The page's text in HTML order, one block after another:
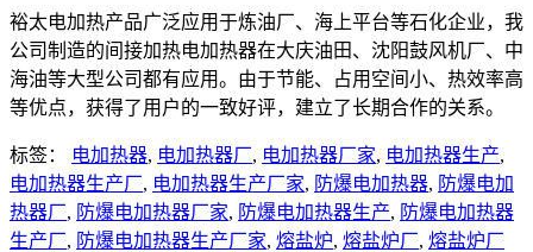
裕太电加热产品广泛应用于炼油厂、海上平台等石化企业，我
公司制造的间接加热电加热器在大庆油田、沈阳鼓风机厂、中
海油等大型公司都有应用。由于节能、占用空间小、热效率高
等优点，获得了用户的一致好评，建立了长期合作的关系。
标签： 电加热器, 电加热器厂, 电加热器厂家, 电加热器生产,
电加热器生产厂, 电加热器生产厂家, 防爆电加热器, 防爆电加
热器厂, 防爆电加热器厂家, 防爆电加热器生产, 防爆电加热器
生产厂, 防爆电加热器生产厂家, 熔盐炉, 熔盐炉厂, 熔盐炉厂